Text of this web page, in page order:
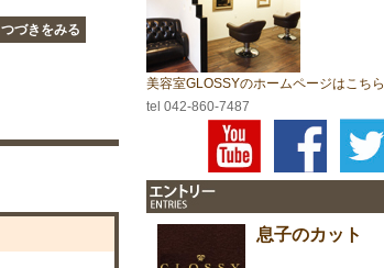
つづきをみる
美容室GLOSSYのホームページはこちら
tel 042-860-7487
息子のカット